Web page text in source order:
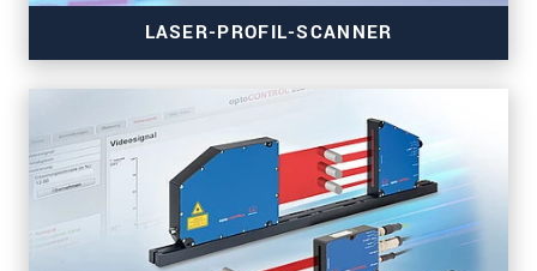
LASER-PROFIL-SCANNER